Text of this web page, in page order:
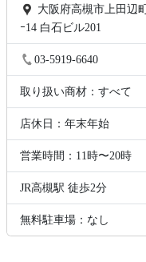
ｰ14 白石ビル201
03-5919-6640
取り扱い商材：すべて
店休日：年末年始
営業時間：11時〜20時
JR高槻駅 徒歩2分
無料駐車場：なし